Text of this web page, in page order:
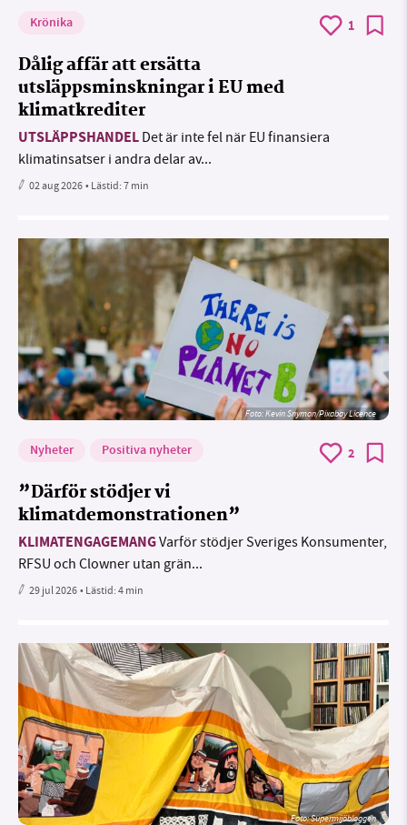
Krönika 1
Dålig affär att ersätta
utsläppsminskningar i EU med
klimatkrediter
UTSLÄPPSHANDEL Det är inte fel när EU finansiera
klimatinsatser i andra delar av...
02 aug 2026• Lästid:7 min
Foto:Kevin Snyman/Pixabay Licence
Nyheter Positiva nyheter 2
”Därför stödjer vi
klimatdemonstrationen”
KLIMATENGAGEMANGVarför stödjer Sveriges Konsumenter,
RFSU och Clowner utan grän...
29 jul 2026• Lästid:4 min
Foto: Supermijöbloggen